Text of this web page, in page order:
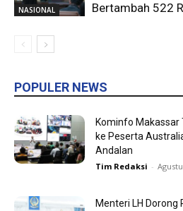
NASIONAL
Bertambah 522
POPULER NEWS
Kominfo Makassar
ke Peserta
Andalan
Tim Redaksi -
Menteri LH